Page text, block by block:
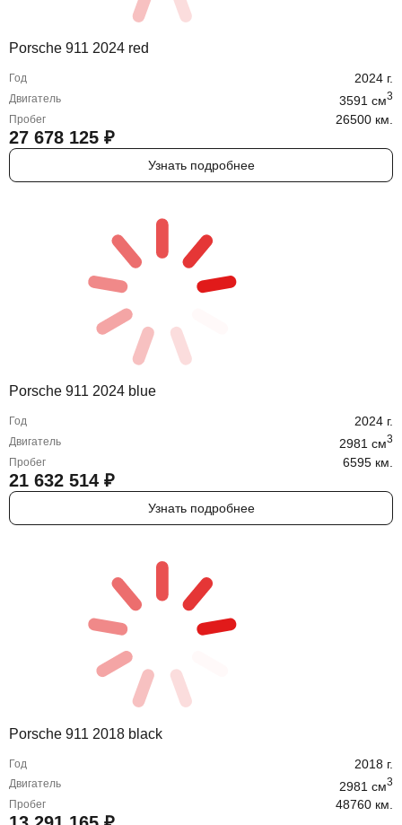
Porsche 911 2024 red
Год 2024 г.
Двигатель 3591 cм3
Пробег 26500 км.
27 678 125 ₽
Узнать подробнее
Porsche 911 2024 blue
Год 2024 г.
Двигатель 2981 cм3
Пробег 6595 км.
21 632 514 ₽
Узнать подробнее
Porsche 911 2018 black
Год 2018 г.
Двигатель 2981 cм3
Пробег 48760 км.